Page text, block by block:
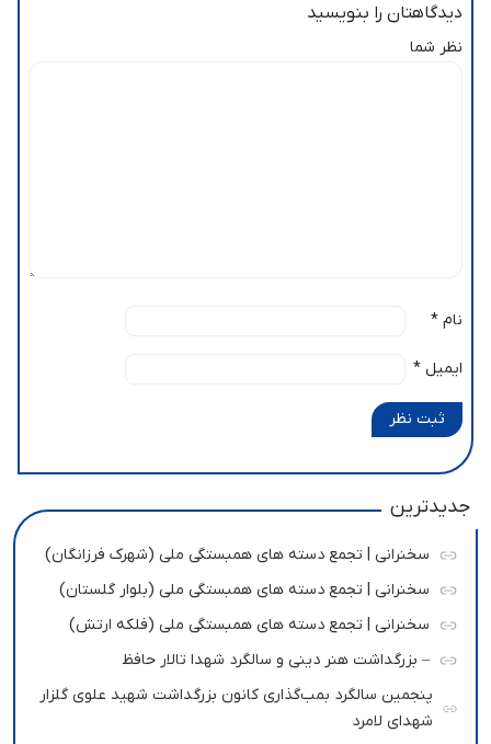
دیدگاهتان را بنویسید
نظر شما
نام *
ایمیل *
ثبت نظر
جدیدترین
سخنرانی | تجمع دسته های همبستگی ملی (شهرک فرزانگان)
سخنرانی | تجمع دسته های همبستگی ملی (بلوار گلستان)
سخنرانی | تجمع دسته های همبستگی ملی (فلکه ارتش)
– بزرگداشت هنر دینی و سالگرد شهدا تالار حافظ
پنجمین سالگرد بمب‌گذاری کانون بزرگداشت شهید علوی گلزار
شهدای لامرد